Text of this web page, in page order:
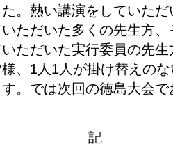
。熱い講演をしていた
ただいた多くの先生方
ただいた実行委員の先
、1人1人が掛け替えの
。では次回の徳島大会
記